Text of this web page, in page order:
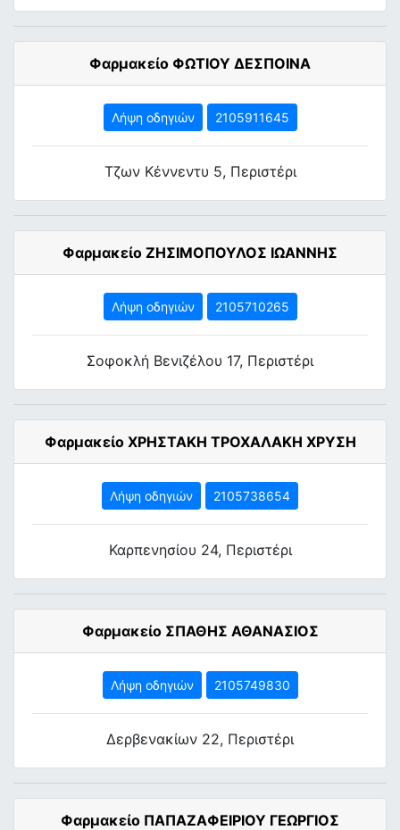
Φαρμακείο ΦΩΤΙΟΥ ΔΕΣΠΟΙΝΑ
Λήψη οδηγιών 2105911645
Τζων Κέννεντυ 5, Περιστέρι
Φαρμακείο ΖΗΣΙΜΟΠΟΥΛΟΣ ΙΩΑΝΝΗΣ
Λήψη οδηγιών 2105710265
Σοφοκλή Βενιζέλου 17, Περιστέρι
Φαρμακείο ΧΡΗΣΤΑΚΗ ΤΡΟΧΑΛΑΚΗ ΧΡΥΣΗ
Λήψη οδηγιών 2105738654
Καρπενησίου 24, Περιστέρι
Φαρμακείο ΣΠΑΘΗΣ ΑΘΑΝΑΣΙΟΣ
Λήψη οδηγιών 2105749830
Δερβενακίων 22, Περιστέρι
Φαρμακείο ΠΑΠΑΖΑΦΕΙΡΙΟΥ ΓΕΩΡΓΙΟΣ